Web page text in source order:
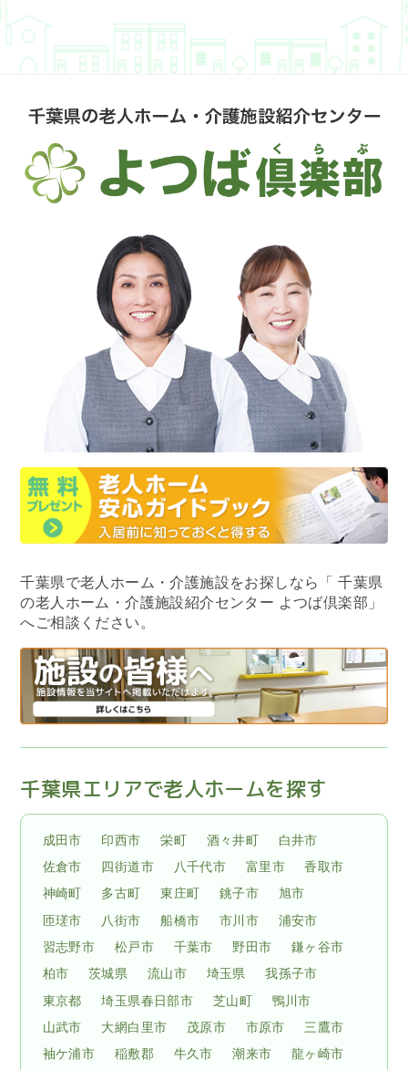
千葉県で老人ホーム・介護施設をお探しなら
「 千葉県
の老人ホーム・介護施設紹介センター よつば倶楽部」
へご相談ください。
千葉県エリアで老人ホームを探す
成田市 印西市 栄町 酒々井町
白井市
佐倉市
四街道市 八千代市 富里市
香取市
神崎町
多古町 東庄町 銚子市
旭市
匝瑳市
八街市 船橋市 市川市
浦安市
習志野市
松戸市 千葉市 野田市
鎌ヶ谷市
柏市
茨城県 流山市 埼玉県
我孫子市
東京都
埼玉県春日部市 芝山町
鴨川市
山武市
大網白里市 茂原市 市原市
三鷹市
袖ケ浦市
稲敷郡 牛久市 潮来市
龍ヶ崎市